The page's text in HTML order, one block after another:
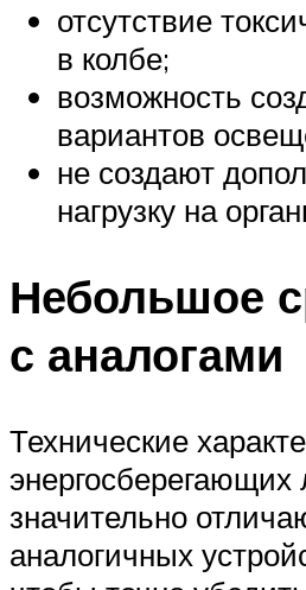
отсутствие
в колбе;
возможность
вариантов
не создают
нагрузку на
Небольшое
с аналогами
Технические
энергосберегающих
значительно
аналогичных